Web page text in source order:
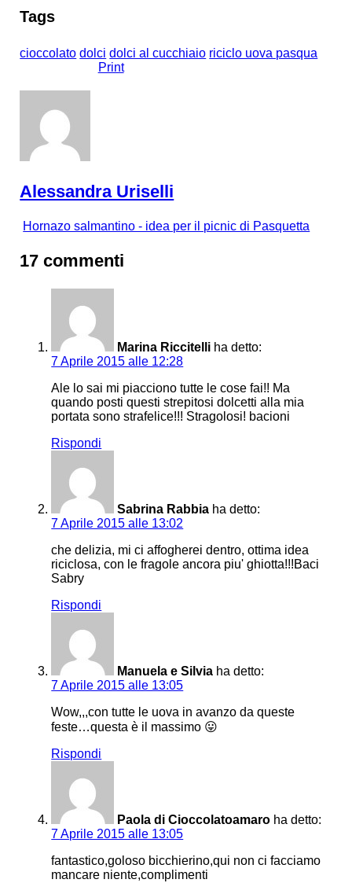
Tags
cioccolato dolci dolci al cucchiaio riciclo uova pasqua
Print
Alessandra Uriselli
Hornazo salmantino - idea per il picnic di Pasquetta
17 commenti
Marina Riccitelli ha detto:
7 Aprile 2015 alle 12:28
Ale lo sai mi piacciono tutte le cose fai!! Ma
quando posti questi strepitosi dolcetti alla mia
portata sono strafelice!!! Stragolosi! bacioni
Rispondi
Sabrina Rabbia ha detto:
7 Aprile 2015 alle 13:02
che delizia, mi ci affogherei dentro, ottima idea
riciclosa, con le fragole ancora piu' ghiotta!!!Baci
Sabry
Rispondi
Manuela e Silvia ha detto:
7 Aprile 2015 alle 13:05
Wow,,,con tutte le uova in avanzo da queste
feste…questa è il massimo 😛
Rispondi
Paola di Cioccolatoamaro ha detto:
7 Aprile 2015 alle 13:05
fantastico,goloso bicchierino,qui non ci facciamo
mancare niente,complimenti